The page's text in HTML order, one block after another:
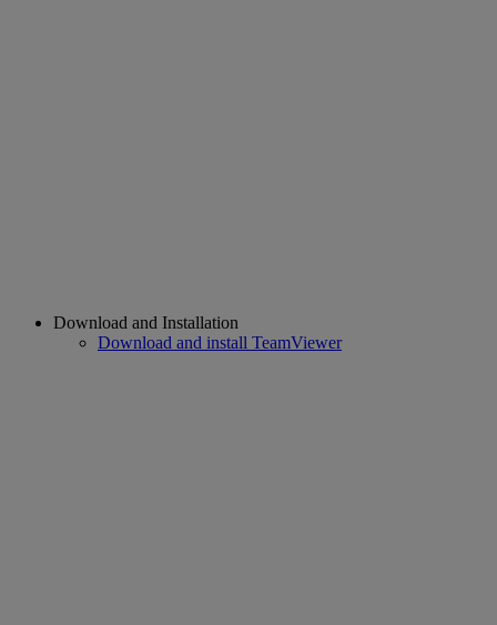
Download and Installation
Download and install TeamViewer